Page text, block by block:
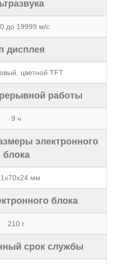
до 19999 м/с
дисплея
цветной TFT
работы
9 ч
электpонного
блока
мм
блока
210 г
срок службы